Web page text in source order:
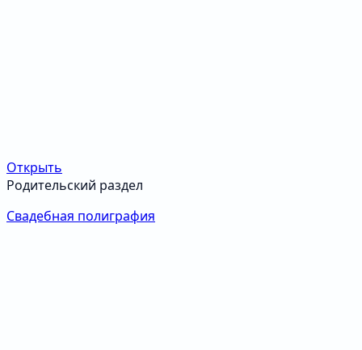
Открыть
Родительский раздел
Свадебная полиграфия